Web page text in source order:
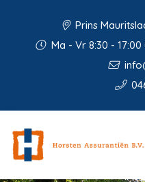
Prins
Ma - Vr 8:30 -